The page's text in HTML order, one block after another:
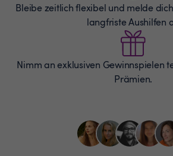
Bleibe zeitlich flexibel und melde
langfriste Aushilfen
Nimm an exklusiven Gewinnspielen
Prämien.